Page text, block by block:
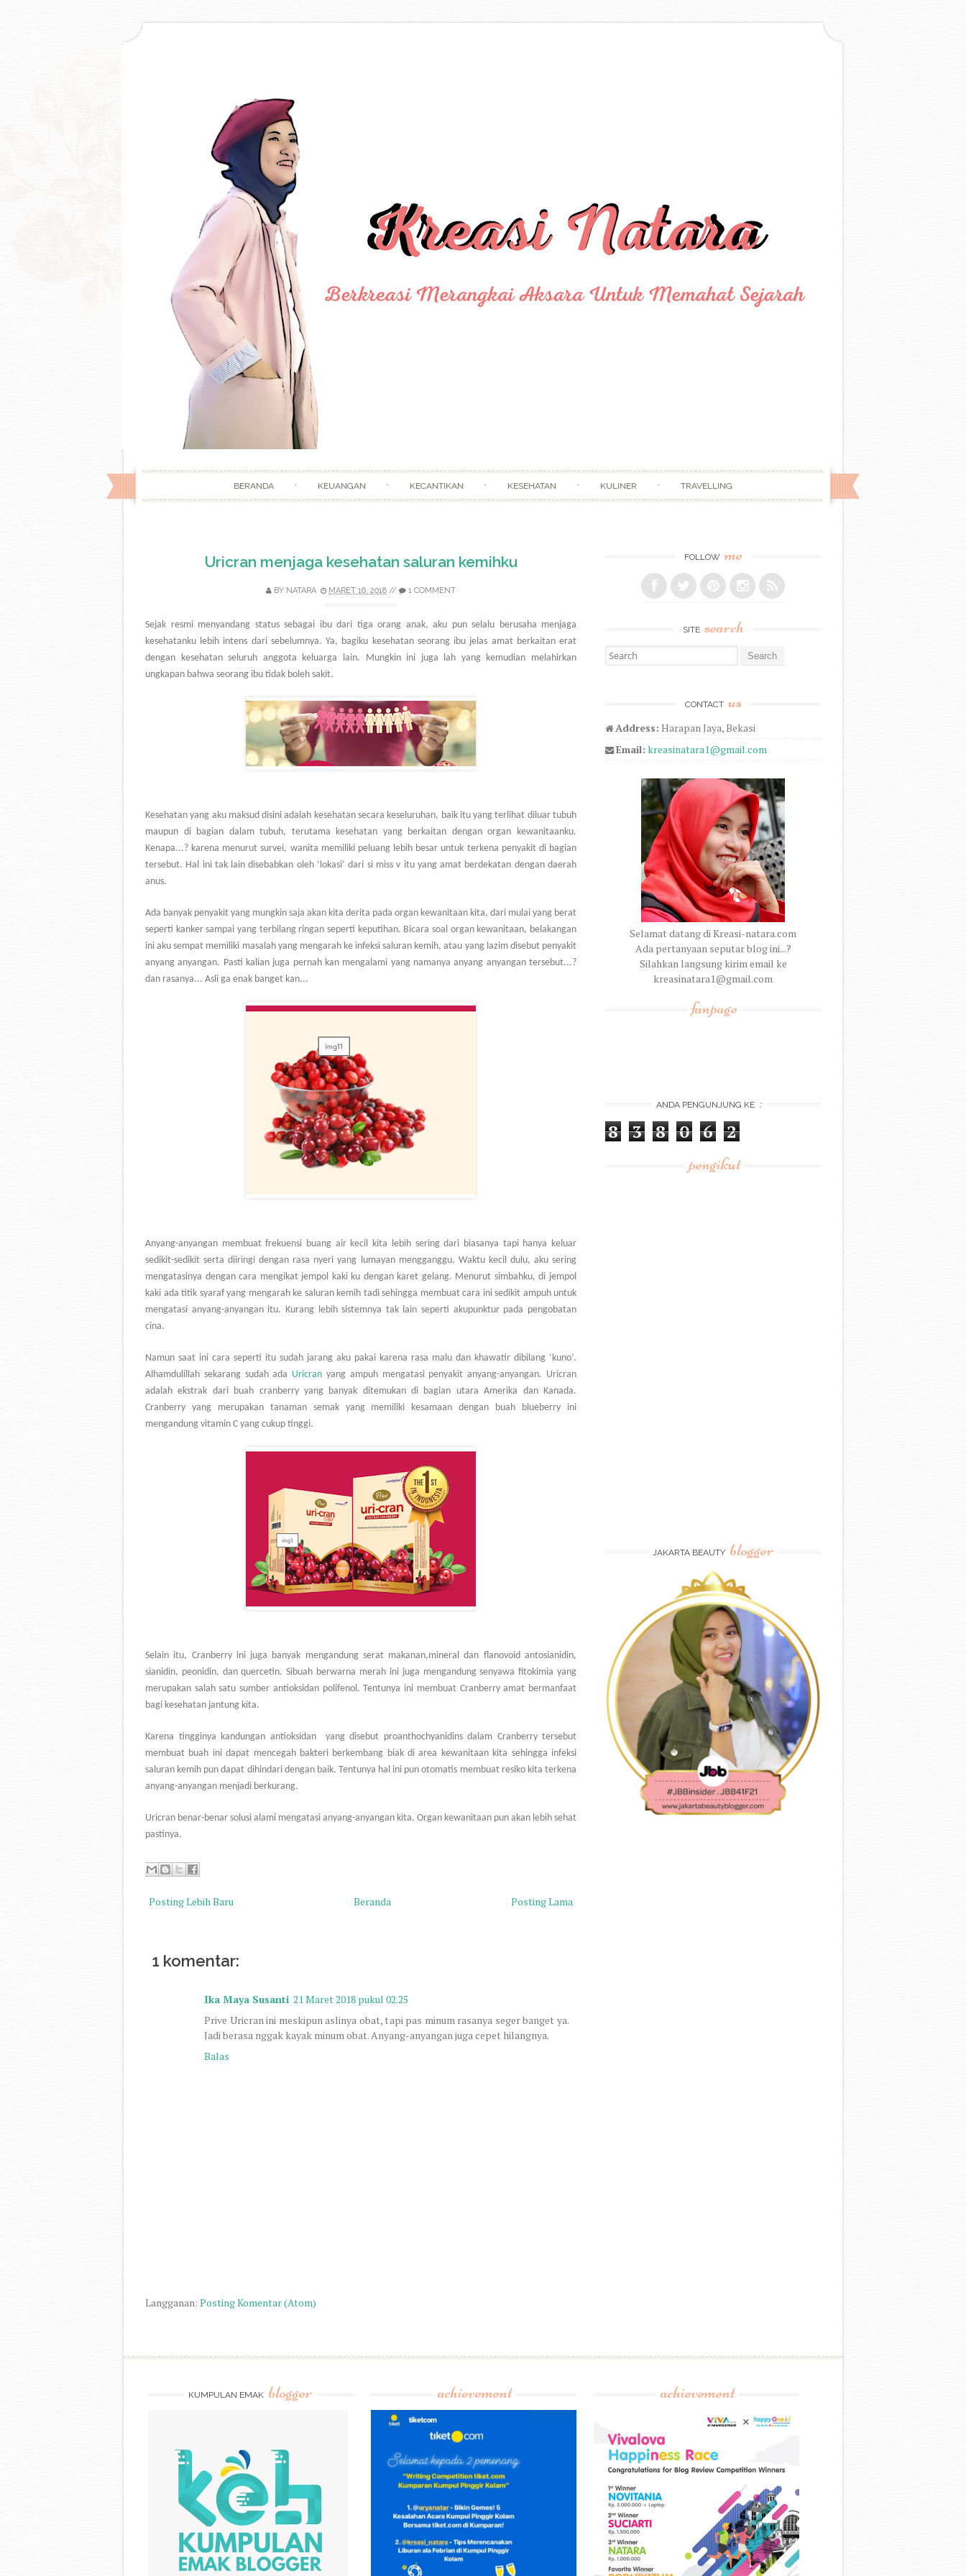
BERANDA KEUANGAN KECANTIKAN KESEHATAN KULINER TRAVELLING
Uricran menjaga kesehatan saluran kemihku
BY NATARA MARET 16, 2018 // 1 COMMENT
Sejak resmi menyandang status sebagai ibu dari tiga orang anak, aku pun selalu berusaha menjaga
kesehatanku lebih intens dari sebelumnya. Ya, bagiku kesehatan seorang ibu jelas amat berkaitan erat
dengan kesehatan seluruh anggota keluarga lain. Mungkin ini juga lah yang kemudian melahirkan
ungkapan bahwa seorang ibu tidak boleh sakit.
Kesehatan yang aku maksud disini adalah kesehatan secara keseluruhan, baik itu yang terlihat diluar tubuh
maupun di bagian dalam tubuh, terutama kesehatan yang berkaitan dengan organ kewanitaanku.
Kenapa...? karena menurut survei, wanita memiliki peluang lebih besar untuk terkena penyakit di bagian
tersebut. Hal ini tak lain disebabkan oleh ‘lokasi’ dari si miss v itu yang amat berdekatan dengan daerah
anus.
Ada banyak penyakit yang mungkin saja akan kita derita pada organ kewanitaan kita, dari mulai yang berat
seperti kanker sampai yang terbilang ringan seperti keputihan. Bicara soal organ kewanitaan, belakangan
ini aku sempat memiliki masalah yang mengarah ke infeksi saluran kemih, atau yang lazim disebut penyakit
anyang anyangan. Pasti kalian juga pernah kan mengalami yang namanya anyang anyangan tersebut...?
dan rasanya... Asli ga enak banget kan...
Anyang-anyangan membuat frekuensi buang air kecil kita lebih sering dari biasanya tapi hanya keluar
sedikit-sedikit serta diiringi dengan rasa nyeri yang lumayan mengganggu. Waktu kecil dulu, aku sering
mengatasinya dengan cara mengikat jempol kaki ku dengan karet gelang. Menurut simbahku, di jempol
kaki ada titik syaraf yang mengarah ke saluran kemih tadi sehingga membuat cara ini sedikit ampuh untuk
mengatasi anyang-anyangan itu. Kurang lebih sistemnya tak lain seperti akupunktur pada pengobatan
cina.
Namun saat ini cara seperti itu sudah jarang aku pakai karena rasa malu dan khawatir dibilang ‘kuno’.
Alhamdulillah sekarang sudah ada Uricran yang ampuh mengatasi penyakit anyang-anyangan. Uricran
adalah ekstrak dari buah cranberry yang banyak ditemukan di bagian utara Amerika dan Kanada.
Cranberry yang merupakan tanaman semak yang memiliki kesamaan dengan buah blueberry ini
mengandung vitamin C yang cukup tinggi.
Selain itu, Cranberry ini juga banyak mengandung serat makanan,mineral dan flanovoid antosianidin,
sianidin, peonidin, dan quercetin. Sibuah berwarna merah ini juga mengandung senyawa fitokimia yang
merupakan salah satu sumber antioksidan polifenol. Tentunya ini membuat Cranberry amat bermanfaat
bagi kesehatan jantung kita.
Karena tingginya kandungan antioksidan yang disebut proanthochyanidins dalam Cranberry tersebut
membuat buah ini dapat mencegah bakteri berkembang biak di area kewanitaan kita sehingga infeksi
saluran kemih pun dapat dihindari dengan baik. Tentunya hal ini pun otomatis membuat resiko kita terkena
anyang-anyangan menjadi berkurang.
Uricran benar-benar solusi alami mengatasi anyang-anyangan kita. Organ kewanitaan pun akan lebih sehat
pastinya.
Posting Lebih Baru Posting Lama
Beranda
1 komentar:
Ika Maya Susanti 21 Maret 2018 pukul 02.25
Prive Uricran ini meskipun aslinya obat, tapi pas minum rasanya seger banget ya.
Jadi berasa nggak kayak minum obat. Anyang-anyangan juga cepet hilangnya.
Balas
Langganan: Posting Komentar (Atom)
FOLLOW me
SITE search
Search for:
CONTACT us
Address: Harapan Jaya, Bekasi
Email: kreasinatara1@gmail.com
Selamat datang di Kreasi-natara.com
Ada pertanyaan seputar blog ini...?
Silahkan langsung kirim email ke
kreasinatara1@gmail.com
fanpage
ANDA PENGUNJUNG KE :
8 3 8 0 6 2
pengikut
JAKARTA BEAUTY blogger
KUMPULAN EMAK blogger achievement achievement